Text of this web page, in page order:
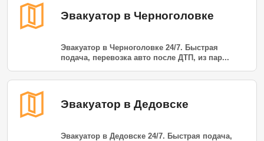
Эвакуатор в Черноголовке
Эвакуатор в Черноголовке 24/7. Быстрая
подача, перевозка авто после ДТП, из пар...
Эвакуатор в Дедовске
Эвакуатор в Дедовске 24/7. Быстрая подача,